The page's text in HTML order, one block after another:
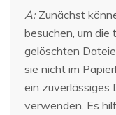
A:Zunächst
besuchen, um
gelöschten
sie nicht im
ein zuverlässiges
verwenden. Es